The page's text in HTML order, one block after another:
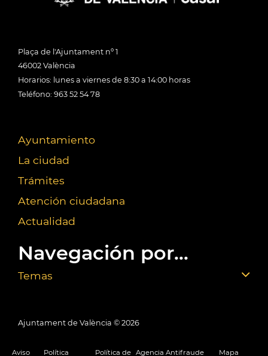
Plaça de l'Ajuntament nº 1
46002 València
Horarios: lunes a viernes de 8:30 a 14:00 horas
Teléfono: 963 52 54 78
Ayuntamiento
La ciudad
Trámites
Atención ciudadana
Actualidad
Navegación por...
Temas
Ajuntament de València © 2026
Aviso Política Política de Agencia Antifraude Mapa